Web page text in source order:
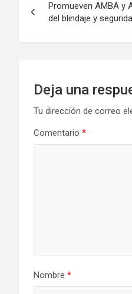
de
entradas
Promueven AMBA y
del blindaje y
Deja una
Tu dirección de correo
Comentario *
Nombre *